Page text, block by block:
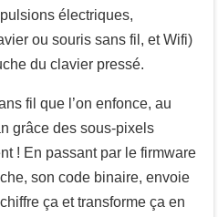
électriques,
ou souris sans fil, et Wifi)
du clavier pressé.
fil que l’on enfonce, au
grâce des sous-pixels
! En passant par le firmware
son code binaire, envoie
ça et transforme ça en